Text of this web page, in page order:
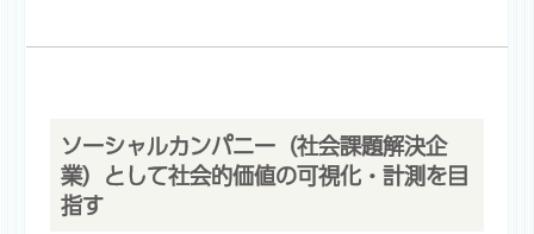
ソーシャルカンパニー（社会課題解決企
業）として社会的価値の可視化・計測を目
指す